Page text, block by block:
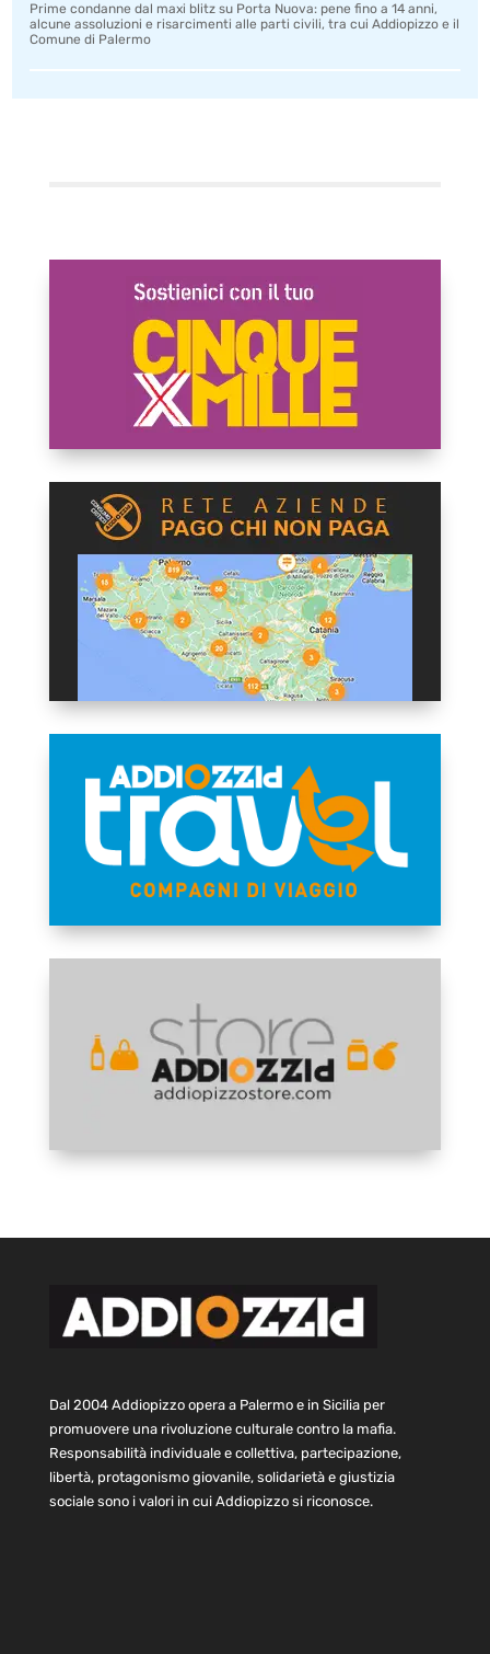
Prime condanne dal maxi blitz su Porta Nuova: pene fino a 14 anni,
alcune assoluzioni e risarcimenti alle parti civili, tra cui Addiopizzo e il
Comune di Palermo
Dal 2004 Addiopizzo opera a Palermo e in Sicilia per
promuovere una rivoluzione culturale contro la mafia.
Responsabilità individuale e collettiva, partecipazione,
libertà, protagonismo giovanile, solidarietà e giustizia
sociale sono i valori in cui Addiopizzo si riconosce.